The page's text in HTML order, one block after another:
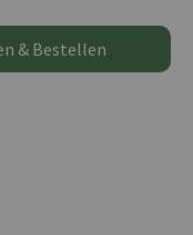
& Bestellen